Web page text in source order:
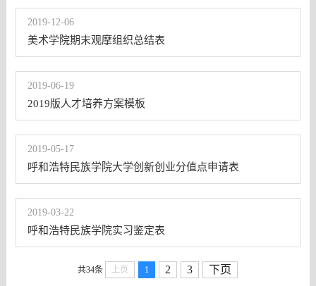
2019-12-06
美术学院期末观摩组织总结表
2019-06-19
2019版人才培养方案模板
2019-05-17
呼和浩特民族学院大学创新创业分值点申请表
2019-03-22
呼和浩特民族学院实习鉴定表
共34条 上页 1 2 3 下页